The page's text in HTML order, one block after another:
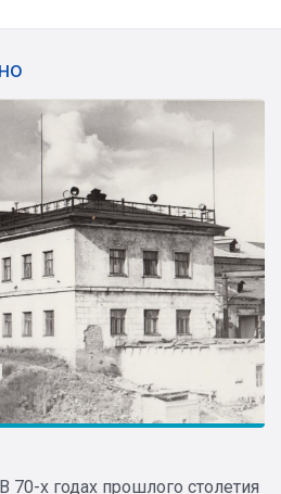
70-х годах прошлого столетия